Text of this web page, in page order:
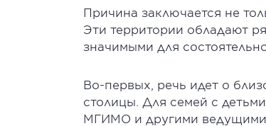
Причина заключается не
Эти территории обладают
значимыми для
Во-первых, речь идет о
столицы. Для семей с
МГИМО и другими ведущими